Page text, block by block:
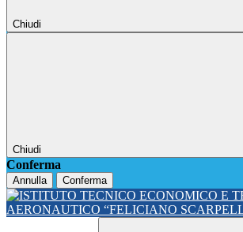
Chiudi
Chiudi
Conferma
Annulla Conferma